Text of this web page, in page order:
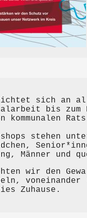
sich an
bis zum
stehen
Männer und
wir den
Zuhause.